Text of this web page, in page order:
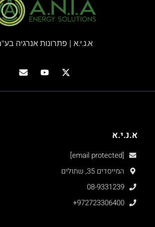
א.נ.י.א | פתרונות אנרגיה
א.נ.י.א
[email protected]
המייסדים 35, שתולים
08-9331239
+972723306400